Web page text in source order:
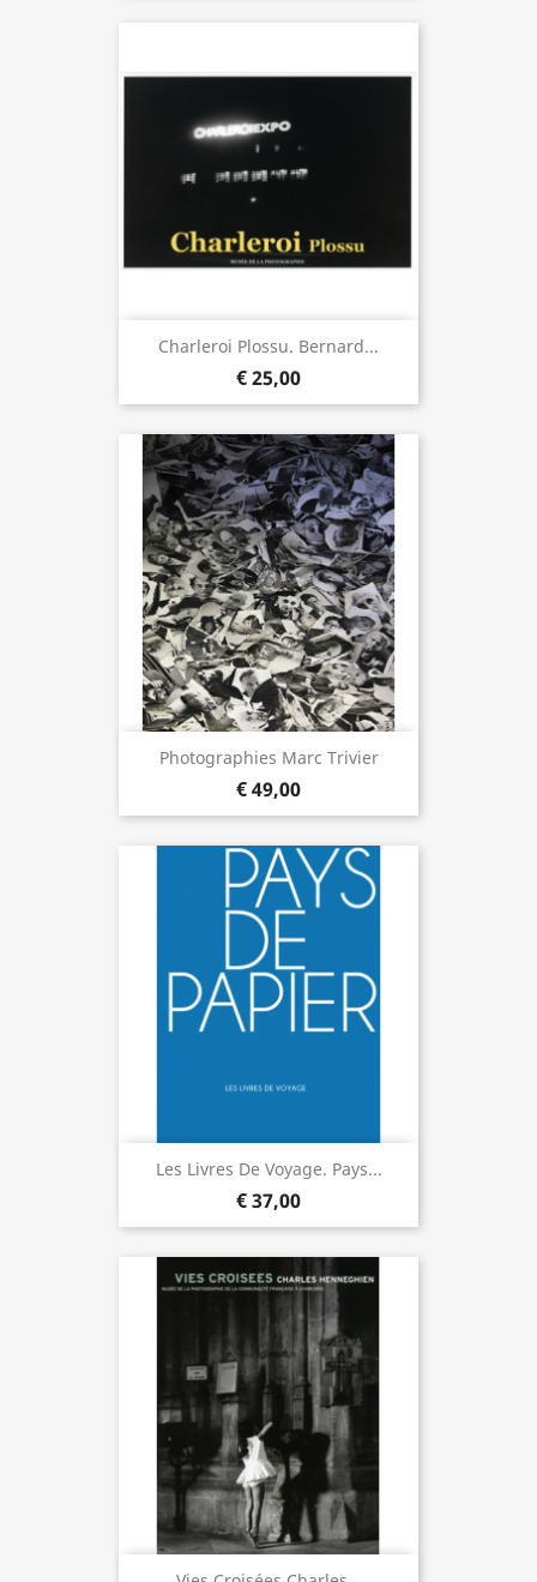
Charleroi Plossu. Bernard...
€ 25,00
Photographies Marc Trivier
€ 49,00
Les Livres De Voyage. Pays...
€ 37,00